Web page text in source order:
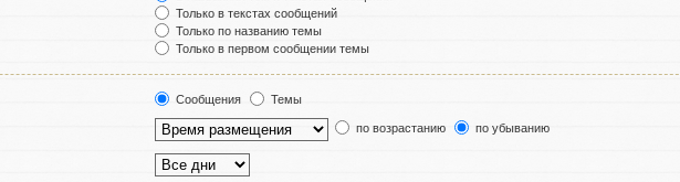
Только в текстах сообщений
Только по названию темы
Только в первом сообщении темы
Сообщения
Темы
по возрастанию по убыванию